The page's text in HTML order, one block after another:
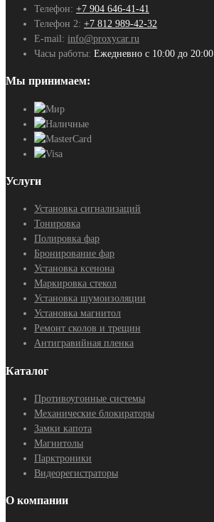
Телефон: +7 904 646-41-41
Телефон 2: +7 812 989-42-32
E-mail: info@proxycar.ru
Часы работы: Ежедневно с 10:00 до 20:00
Мы принимаем:
Услуги
Установка сигнализаций
Тонировка
Полировка фар
Бронирование фар
Установка ксенона
Маркировка стекол
Установка шумоизоляции
Установка магнитол
Ремонт сколов и трещин
Антигравийная пленка
Каталог
Противоугонные системы
Механические блокираторы
Замки капота
Магнитолы
Парктроники
Видеорегистраторы
О компании